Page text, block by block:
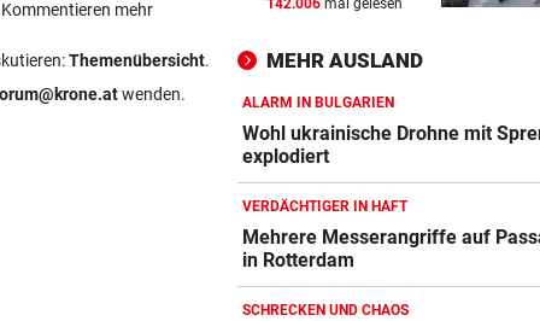
mehr
Themenübersicht.
wenden.
AUFREGUNG IN OÖ-LIGA vor
wirklich notwendig?
NEO-RIEDER SCHWAB vor
„Stell dir vor, du holst mit
einen Titel“
IM STEIRISCHEN REVIER vor 2
Vom „Juniorpartner“ zum
Liga-Rivalen
142.006 mal gelesen
MEHR AUSLAND
ALARM IN BULGARIEN
Wohl ukrainische Drohne mit
explodiert
VERDÄCHTIGER IN HAFT
Mehrere Messerangriffe auf
in Rotterdam
SCHRECKEN UND CHAOS